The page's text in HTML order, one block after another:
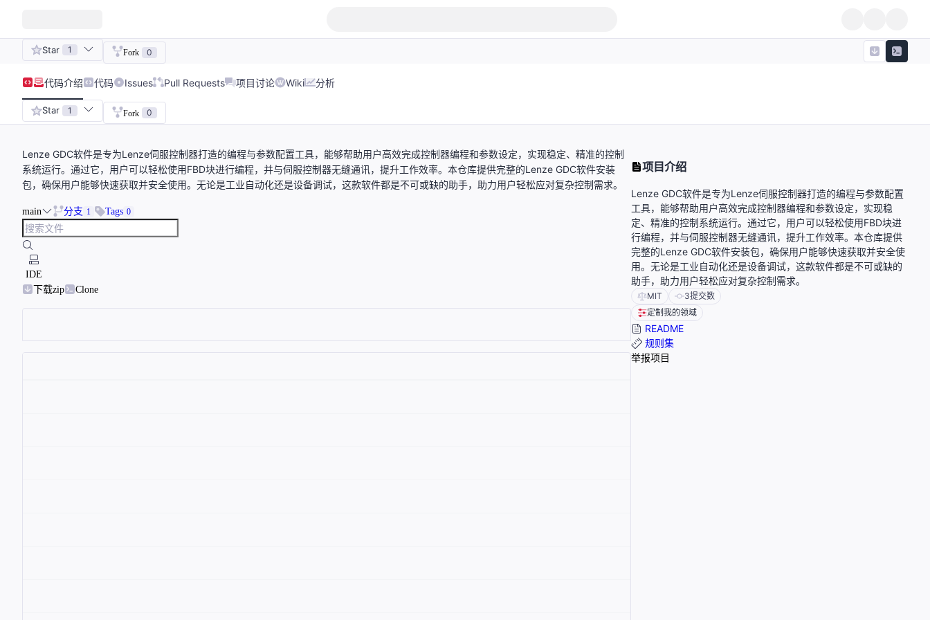
Star 1 Fork 0
代码介绍 代码 Issues Pull Requests 项目讨论 Wiki 分析
Star 1 Fork 0
Lenze GDC软件是专为Lenze伺服控制器打造的编程与参数配置工具，能够帮助用户高效完成控制器编程和参数设定，实现稳定、精准的控制
系统运行。通过它，用户可以轻松使用FBD块进行编程，并与伺服控制器无缝通讯，提升工作效率。本仓库提供完整的Lenze GDC软件安装
包，确保用户能够快速获取并安全使用。无论是工业自动化还是设备调试，这款软件都是不可或缺的助手，助力用户轻松应对复杂控制需求。
main 分支 1 Tags 0
IDE
下载zip
Clone
项目介绍
Lenze GDC软件是专为Lenze伺服控制器打造的编程与参数配置
工具，能够帮助用户高效完成控制器编程和参数设定，实现稳
定、精准的控制系统运行。通过它，用户可以轻松使用FBD块进
行编程，并与伺服控制器无缝通讯，提升工作效率。本仓库提供
完整的Lenze GDC软件安装包，确保用户能够快速获取并安全使
用。无论是工业自动化还是设备调试，这款软件都是不可或缺的
助手，助力用户轻松应对复杂控制需求。
MIT 3提交数
定制我的领域
README
规则集
举报项目